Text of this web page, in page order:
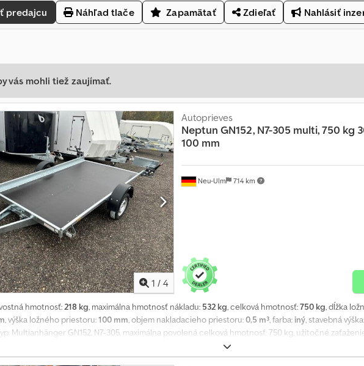
predajcu Náhľad tlače Zapamätať Zdieľať Nahlásiť
vás mohli tiež zaujímať.
1 / 4
Neu-Ulm 714 km
Autoprieves
Neptun GN152, N7-305 multi, 750 kg
100 mm
hmotnosť:218 kg, maximálna hmotnosť nákladu: 532 kg, celková hmotnosť:750 kg, dĺžka
, výška ložného priestoru:100 mm, objem nakladacieho priestoru:0,5 m³, farba: iný, stavebná
Multianhänger GN152, N7-305, maximálna povolená celková hmotnosť: 750 kg, užitočné
3050 x 1660 x 100 mm, pneumatiky: 155 70 R13 74N, výška ložnej plochy: 450 mm,
rámu, za studena ohýbaným bočným panelom rámu v tvare U a 5 priečnym nosníkom. -